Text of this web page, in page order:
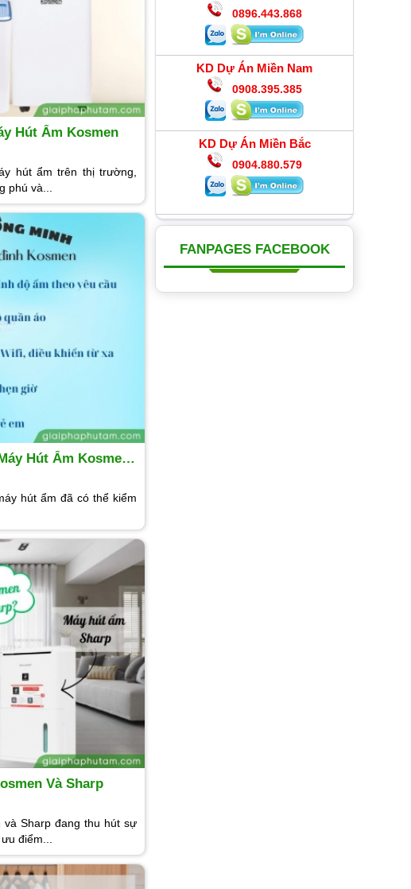
0896.443.868
KD Dự Án Miền Nam
0908.395.385
KD Dự Án Miền Bắc
0904.880.579
FANPAGES FACEBOOK
Hút Ẩm Kosmen
hút ẩm trên thị trường,
phú và...
Hút Ẩm Kosmen
hút ẩm đã có thể kiểm
Và Sharp
và Sharp đang thu hút sự
điểm...